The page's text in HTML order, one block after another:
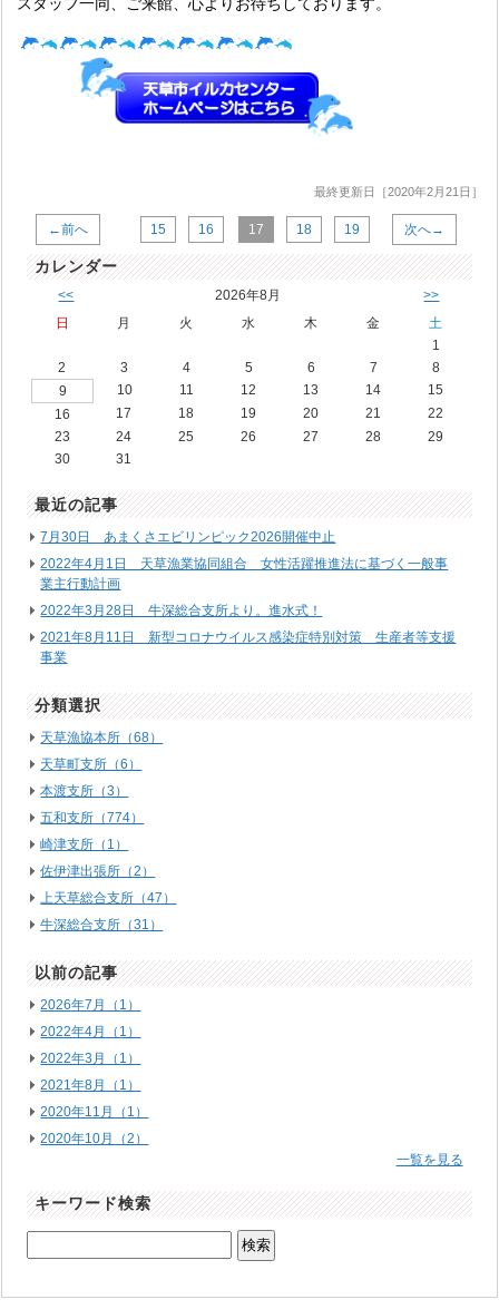
最終更新日［2020年2月21日］
←前へ 15 16 17 18 19 次へ→
カレンダー
<< 2026年8月 >>
日 月 火 水 木 金
土
1
2
3 4 5 6 7
8
9
10 11 12 13 14
15
16
17 18 19 20 21
22
23
24 25 26 27 28
29
30
31
最近の記事
7月30日 あまくさエビリンピック2026開催中止
2022年4月1日 天草漁業協同組合 女性活躍推進法に基づく一般事
業主行動計画
2022年3月28日 牛深総合支所より。進水式！
2021年8月11日 新型コロナウイルス感染症特別対策 生産者等支援
事業
分類選択
天草漁協本所（68）
天草町支所（6）
本渡支所（3）
五和支所（774）
崎津支所（1）
佐伊津出張所（2）
上天草総合支所（47）
牛深総合支所（31）
以前の記事
2026年7月（1）
2022年4月（1）
2022年3月（1）
2021年8月（1）
2020年11月（1）
2020年10月（2）
一覧を見る
キーワード検索